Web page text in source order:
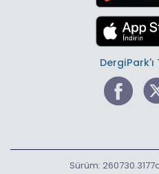
DergiPark'ı
Sürüm: